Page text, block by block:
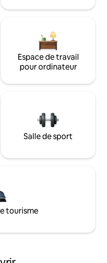
Espace de travail
pour ordinateur
Salle de sport
tourisme